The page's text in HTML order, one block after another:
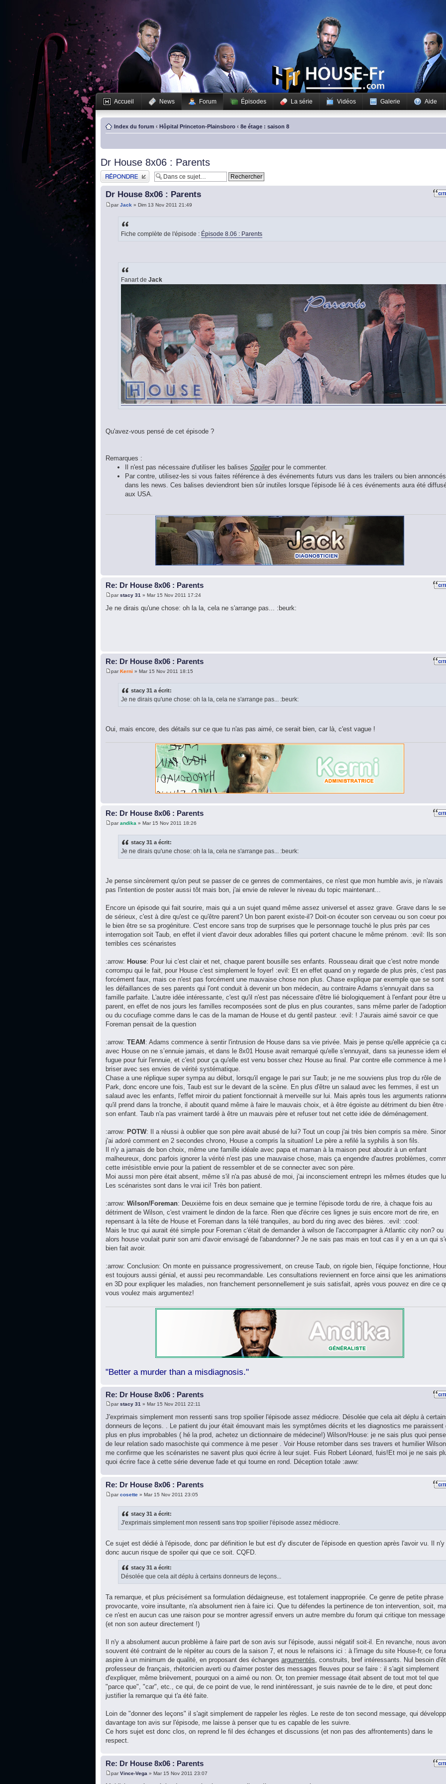
Accueil News Forum Épisodes La série Vidéos Galerie Aide
Index du forum ‹ Hôpital Princeton-Plainsboro ‹ 8e étage : saison 8
Dr House 8x06 : Parents
Publier une réponse
Dr House 8x06 : Parents
parJack » Dim 13 Nov 2011 21:49
Fiche complète de l'épisode : Épisode 8.06 : Parents
Fanart de Jack
Qu'avez-vous pensé de cet épisode ?
Remarques :
Il n'est pas nécessaire d'utiliser les balises Spoilerpour le commenter.
Par contre, utilisez-les si vous faites référence à des événements futurs vus dans les trailers ou bien annoncés
dans les news. Ces balises deviendront bien sûr inutiles lorsque l'épisode lié à ces événements aura été
aux USA.
Re: Dr House 8x06 : Parents
parstacy 31 » Mar 15 Nov 2011 17:24
Je ne dirais qu'une chose: oh la la, cela ne s'arrange pas... :beurk:
Re: Dr House 8x06 : Parents
parKerni » Mar 15 Nov 2011 18:15
stacy 31 a écrit:
Je ne dirais qu'une chose: oh la la, cela ne s'arrange pas... :beurk:
Oui, mais encore, des détails sur ce que tu n'as pas aimé, ce serait bien, car là, c'est vague !
Re: Dr House 8x06 : Parents
parandika » Mar 15 Nov 2011 18:26
stacy 31 a écrit:
Je ne dirais qu'une chose: oh la la, cela ne s'arrange pas... :beurk:
Je pense sincèrement qu'on peut se passer de ce genres de commentaires, ce n'est que mon humble avis, je n'avais
pas l'intention de poster aussi tôt mais bon, j'ai envie de relever le niveau du topic maintenant...
Encore un épisode qui fait sourire, mais qui a un sujet quand même assez universel et assez grave. Grave dans le
de sérieux, c'est à dire qu'est ce qu'être parent? Un bon parent existe-il? Doit-on écouter son cerveau ou son coeur
le bien être se sa progéniture. C'est encore sans trop de surprises que le personnage touché le plus près par ces
interrogation soit Taub, en effet il vient d'avoir deux adorables filles qui portent chacune le même prénom. :evil: Ils
terribles ces scénaristes
:arrow: House: Pour lui c'est clair et net, chaque parent bousille ses enfants. Rousseau dirait que c'est notre monde
corrompu qui le fait, pour House c'est simplement le foyer! :evil: Et en effet quand on y regarde de plus près, c'est pas
forcément faux, mais ce n'est pas forcément une mauvaise chose non plus. Chase explique par exemple que se sont
les défaillances de ses parents qui l'ont conduit à devenir un bon médecin, au contraire Adams s'ennuyait dans sa
famille parfaite. L'autre idée intéressante, c'est qu'il n'est pas nécessaire d'être lié biologiquement à l'enfant pour être
parent, en effet de nos jours les familles recomposées sont de plus en plus courantes, sans même parler de
ou du cocufiage comme dans le cas de la maman de House et du gentil pasteur. :evil: ! J'aurais aimé savoir ce que
Foreman pensait de la question
:arrow: TEAM : Adams commence à sentir l'intrusion de House dans sa vie privée. Mais je pense qu'elle apprécie ça
avec House on ne s’ennuie jamais, et dans le 8x01 House avait remarqué qu'elle s'ennuyait, dans sa jeunesse idem
fugue pour fuir l'ennuie, et c'est pour ça qu'elle est venu bosser chez House au final. Par contre elle commence à me
briser avec ses envies de vérité systématique.
Chase a une réplique super sympa au début, lorsqu'il engage le pari sur Taub; je ne me souviens plus trop du rôle de
Park, donc encore une fois, Taub est sur le devant de la scène. En plus d'être un salaud avec les femmes, il est un
salaud avec les enfants, l'effet miroir du patient fonctionnait à merveille sur lui. Mais après tous les arguments
qu'il prend dans la tronche, il aboutit quand même à faire le mauvais choix, et à être égoiste au détriment du bien être
son enfant. Taub n'a pas vraiment tardé à être un mauvais père et refuser tout net cette idée de déménagement.
:arrow: POTW: Il a réussi à oublier que son père avait abusé de lui? Tout un coup j'ai très bien compris sa mère.
j'ai adoré comment en 2 secondes chrono, House a compris la situation! Le père a refilé la syphilis à son fils.
Il n'y a jamais de bon choix, même une famille idéale avec papa et maman à la maison peut aboutir à un enfant
malheureux, donc parfois ignorer la vérité n'est pas une mauvaise chose, mais ça engendre d'autres problèmes,
cette irrésistible envie pour la patient de ressembler et de se connecter avec son père.
Moi aussi mon père était absent, même s'il n'a pas abusé de moi, j'ai inconsciement entrepri les mêmes études que
Les scénaristes sont dans le vrai ici! Très bon patient.
:arrow: Wilson/Foreman: Deuxième fois en deux semaine que je termine l'épisode tordu de rire, à chaque fois au
détriment de Wilson, c'est vraiment le dindon de la farce. Rien que d'écrire ces lignes je suis encore mort de rire, en
repensant à la tête de House et Foreman dans la télé tranquiles, au bord du ring avec des bières. :evil: :cool:
Mais le truc qui aurait été simple pour Foreman c'était de demander à wilson de l'accompagner à Atlantic city non? ou
alors house voulait punir son ami d'avoir envisagé de l'abandonner? Je ne sais pas mais en tout cas il y en a un qui
bien fait avoir.
:arrow: Conclusion: On monte en puissance progressivement, on creuse Taub, on rigole bien, l'équipe fonctionne,
est toujours aussi génial, et aussi peu recommandable. Les consultations reviennent en force ainsi que les animations
en 3D pour expliquer les maladies, non franchement personnellement je suis satisfait, après vous pouvez en dire ce
vous voulez mais argumentez!
"Better a murder than a misdiagnosis."
Re: Dr House 8x06 : Parents
parstacy 31 » Mar 15 Nov 2011 22:11
J'exprimais simplement mon ressenti sans trop spoilier l'épisode assez médiocre. Désolée que cela ait déplu à
donneurs de leçons. . Le patient du jour était émouvant mais les symptômes décrits et les diagnostics me paraissent
plus en plus improbables ( hé la prod, achetez un dictionnaire de médecine!) Wilson/House: je ne sais plus quoi
de leur relation sado masochiste qui commence à me peser . Voir House retomber dans ses travers et humilier Wilson
me confirme que les scénaristes ne savent plus quoi écrire à leur sujet. Fuis Robert Léonard, fuis!Et moi je ne sais
quoi écrire face à cette série devenue fade et qui tourne en rond. Déception totale :aww:
Re: Dr House 8x06 : Parents
parcosette » Mar 15 Nov 2011 23:05
stacy 31 a écrit:
J'exprimais simplement mon ressenti sans trop spoilier l'épisode assez médiocre.
Ce sujet est dédié à l'épisode, donc par définition le but est d'y discuter de l'épisode en question après l'avoir vu. Il n'y
donc aucun risque de spoiler qui que ce soit. CQFD.
stacy 31 a écrit:
Désolée que cela ait déplu à certains donneurs de leçons...
Ta remarque, et plus précisément sa formulation dédaigneuse, est totalement inappropriée. Ce genre de petite phrase
provocante, voire insultante, n'a absolument rien à faire ici. Que tu défendes la pertinence de ton intervention, soit,
ce n'est en aucun cas une raison pour se montrer agressif envers un autre membre du forum qui critique ton message
(et non son auteur directement !)
Il n'y a absolument aucun problème à faire part de son avis sur l'épisode, aussi négatif soit-il. En revanche, nous
souvent été contraint de le répéter au cours de la saison 7, et nous le refaisons ici : à l'image du site House-fr, ce
aspire à un minimum de qualité, en proposant des échanges argumentés, construits, bref intéressants. Nul besoin
professeur de français, rhétoricien averti ou d'aimer poster des messages fleuves pour se faire : il s'agit simplement
d'expliquer, même brièvement, pourquoi on a aimé ou non. Or, ton premier message était absent de tout mot tel que
"parce que", "car", etc., ce qui, de ce point de vue, le rend inintéressant, je suis navrée de te le dire, et peut donc
justifier la remarque qui t'a été faite.
Loin de "donner des leçons" il s'agit simplement de rappeler les règles. Le reste de ton second message, qui
davantage ton avis sur l'épisode, me laisse à penser que tu es capable de les suivre.
Ce hors sujet est donc clos, on reprend le fil des échanges et discussions (et non pas des affrontements) dans le
respect.
Re: Dr House 8x06 : Parents
parVince-Vega » Mar 15 Nov 2011 23:07